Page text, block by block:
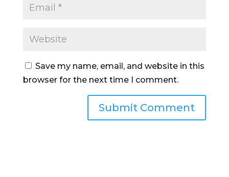
Save my name, email, and website in this
browser for the next time I comment.